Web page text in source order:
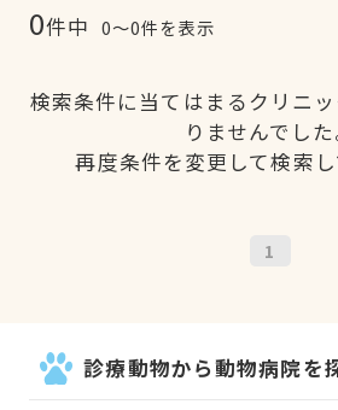
0件中 0〜0件を表示
検索条件に当てはまるクリニ
りませんでした
再度条件を変更して検索し
1
診療動物から動物病院を